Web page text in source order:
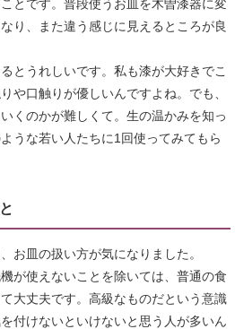
とです。普段使うお皿を木曽漆器に変
り、また違う感じに見えるところが良
とうれしいです。私も漆が大好きでこ
や口触りが優しいんですよね。でも、
くのかが難しくて。生の温かみを知っ
うな若い人たちに1回使ってみてもら
皿の扱い方が気になりました。
が使えないことを除いては、普通の食
大丈夫です。高級なものだという意識
付けないといけないと思う人が多いん